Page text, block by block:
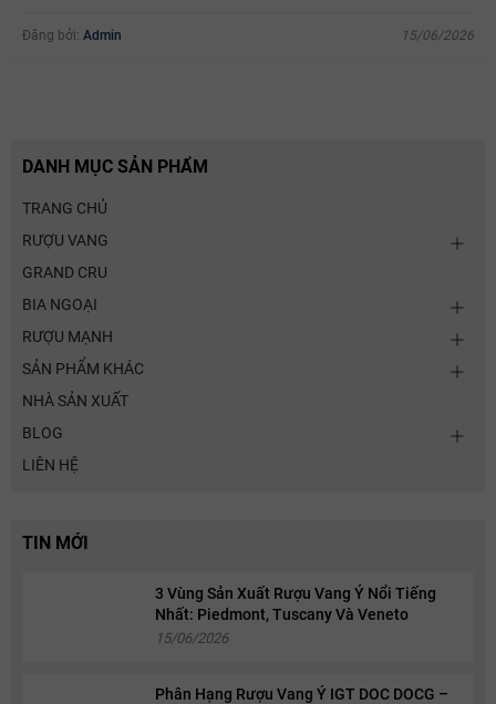
Đăng bởi: Admin 15/06/2026
DANH MỤC SẢN PHẨM
TRANG CHỦ
RƯỢU VANG
GRAND CRU
BIA NGOẠI
RƯỢU MẠNH
SẢN PHẨM KHÁC
NHÀ SẢN XUẤT
BLOG
LIÊN HỆ
TIN MỚI
3 Vùng Sản Xuất Rượu Vang Ý Nổi Tiếng
Nhất: Piedmont, Tuscany Và Veneto
15/06/2026
Phân Hạng Rượu Vang Ý IGT DOC DOCG –